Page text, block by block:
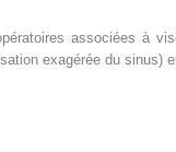
complexes
associées à
exagérée du sinus)